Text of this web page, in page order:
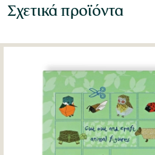
Σχετικά προϊόντα